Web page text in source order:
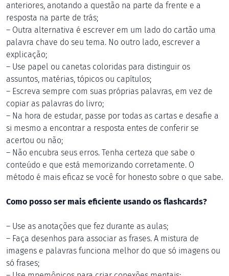
anteriores, anotando a questão na parte da frente e a
resposta na parte de trás;
– Outra alternativa é escrever em um lado do cartão uma
palavra chave do seu tema. No outro lado, escrever a
explicação;
– Use papel ou canetas coloridas para distinguir os
assuntos, matérias, tópicos ou capítulos;
– Escreva sempre com suas próprias palavras, em vez de
copiar as palavras do livro;
– Na hora de estudar, passe por todas as cartas e desafie a
si mesmo a encontrar a resposta entes de conferir se
acertou ou não;
– Não encubra seus erros. Tenha certeza que sabe o
conteúdo e que está memorizando corretamente. O
método é mais eficaz se você for honesto sobre o que sabe.
Como posso ser mais eficiente usando os flashcards?
– Use as anotações que fez durante as aulas;
– Faça desenhos para associar as frases. A mistura de
imagens e palavras funciona melhor do que só imagens ou
só frases;